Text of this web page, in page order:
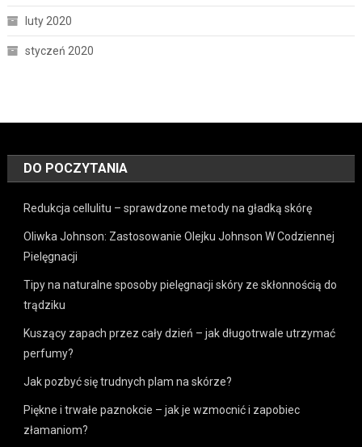
luty 2020
styczeń 2020
DO POCZYTANIA
Redukcja cellulitu – sprawdzone metody na gładką skórę
Oliwka Johnson: Zastosowanie Olejku Johnson W Codziennej
Pielęgnacji
Tipy na naturalne sposoby pielęgnacji skóry ze skłonnością do
trądziku
Kuszący zapach przez cały dzień – jak długotrwale utrzymać
perfumy?
Jak pozbyć się trudnych plam na skórze?
Piękne i trwałe paznokcie – jak je wzmocnić i zapobiec
złamaniom?